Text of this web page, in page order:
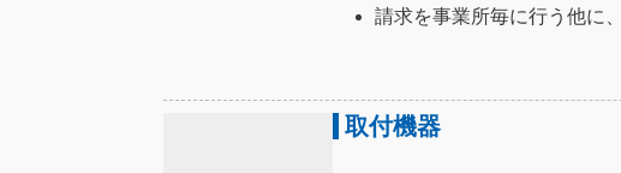
請求を事業所毎に行う他に
取付機器